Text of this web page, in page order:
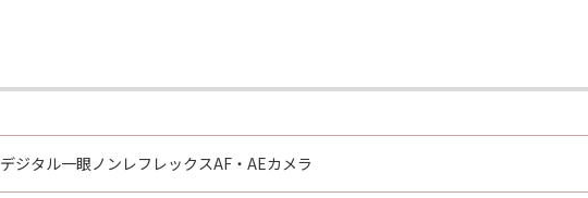
デジタル一眼ノンレフレックスAF・AEカメラ